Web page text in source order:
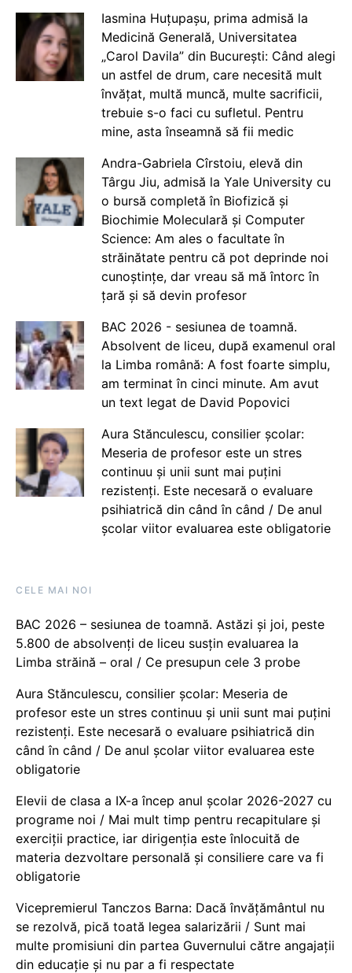
Iasmina Huțupașu, prima admisă la
Medicină Generală, Universitatea
„Carol Davila” din București: Când alegi
un astfel de drum, care necesită mult
învățat, multă muncă, multe sacrificii,
trebuie s-o faci cu sufletul. Pentru
mine, asta înseamnă să fii medic
Andra-Gabriela Cîrstoiu, elevă din
Târgu Jiu, admisă la Yale University cu
o bursă completă în Biofizică și
Biochimie Moleculară și Computer
Science: Am ales o facultate în
străinătate pentru că pot deprinde noi
cunoștințe, dar vreau să mă întorc în
țară și să devin profesor
BAC 2026 - sesiunea de toamnă.
Absolvent de liceu, după examenul oral
la Limba română: A fost foarte simplu,
am terminat în cinci minute. Am avut
un text legat de David Popovici
Aura Stănculescu, consilier școlar:
Meseria de profesor este un stres
continuu și unii sunt mai puțini
rezistenți. Este necesară o evaluare
psihiatrică din când în când / De anul
școlar viitor evaluarea este obligatorie
CELE MAI NOI
BAC 2026 – sesiunea de toamnă. Astăzi și joi, peste
5.800 de absolvenți de liceu susțin evaluarea la
Limba străină – oral / Ce presupun cele 3 probe
Aura Stănculescu, consilier școlar: Meseria de
profesor este un stres continuu și unii sunt mai puțini
rezistenți. Este necesară o evaluare psihiatrică din
când în când / De anul școlar viitor evaluarea este
obligatorie
Elevii de clasa a IX-a încep anul școlar 2026-2027 cu
programe noi / Mai mult timp pentru recapitulare și
exerciții practice, iar dirigenția este înlocuită de
materia dezvoltare personală și consiliere care va fi
obligatorie
Vicepremierul Tanczos Barna: Dacă învățământul nu
se rezolvă, pică toată legea salarizării / Sunt mai
multe promisiuni din partea Guvernului către angajații
din educație și nu par a fi respectate